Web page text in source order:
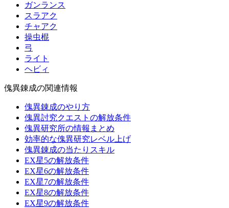
ガンランス
スラアク
チャアク
操虫棍
弓
ライト
ヘビィ
傀異錬成の関連情報
傀異錬成のやり方
傀異討究クエストの解放条件
傀異研究所の情報まとめ
効率的な傀異研究レベル上げ
傀異錬成の当たりスキル
EX星5の解放条件
EX星6の解放条件
EX星7の解放条件
EX星8の解放条件
EX星9の解放条件